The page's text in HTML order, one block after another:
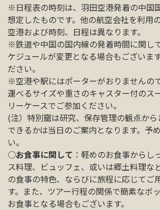
※日程表の時刻は、羽田空港発着の中国
想定したものです。他の航空会社を利用
空港および時刻、日程は異なります。
※鉄道や中国の国内線の発着時間に関し
ケジュールが変更となる場合もございま
ださい。
※空港や駅にはポーターがおりませんの
運べるサイズや重さのキャスター付のス
リーケースでご参加ください。
(注）特別窟は研究、保存管理の観点か
できるかは当日のご案内となります。予
い。
○お食事に関して ：軽めのお食事からし
ス料理、ビュッフェ、或いは郷土料理な
の食事の特色、ならびに旅程に応じてご
す。また、ツアー行程の関係で簡素なボ
お食事となる場合もございます。